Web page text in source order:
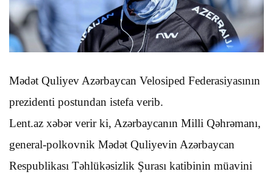
Mədət Quliyev Azərbaycan Velosiped Federasiyasının
prezidenti postundan istefa verib.
Lent.az xəbər verir ki, Azərbaycanın Milli Qəhrəmanı,
general-polkovnik Mədət Quliyevin Azərbaycan
Respublikası Təhlükəsizlik Şurası katibinin müavini